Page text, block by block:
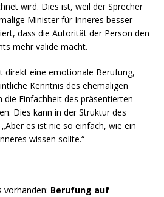
wird. Dies ist, weil der Sprecher
Minister für Inneres besser
dass die Autorität der Person den
mehr valide macht.
direkt eine emotionale Berufung,
Kenntnis des ehemaligen
Einfachheit des präsentierten
Dies kann in der Struktur des
es ist nie so einfach, wie ein
wissen sollte.“
vorhanden: Berufung auf